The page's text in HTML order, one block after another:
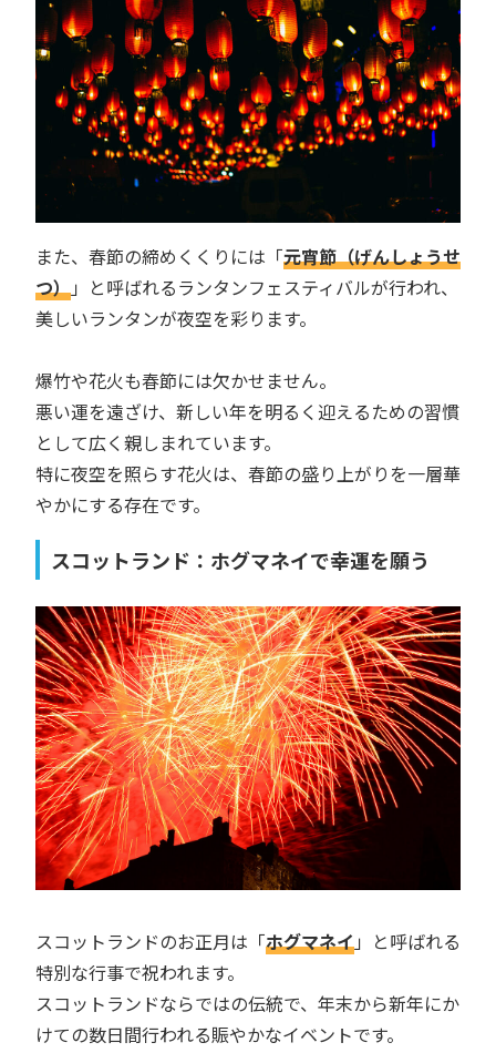
また、春節の締めくくりには「元宵節（げんしょうせ
つ）」と呼ばれるランタンフェスティバルが行われ、
美しいランタンが夜空を彩ります。
爆竹や花火も春節には欠かせません。
悪い運を遠ざけ、新しい年を明るく迎えるための習慣
として広く親しまれています。
特に夜空を照らす花火は、春節の盛り上がりを一層華
やかにする存在です。
スコットランド：ホグマネイで幸運を願う
スコットランドのお正月は「ホグマネイ」と呼ばれる
特別な行事で祝われます。
スコットランドならではの伝統で、年末から新年にか
けての数日間行われる賑やかなイベントです。